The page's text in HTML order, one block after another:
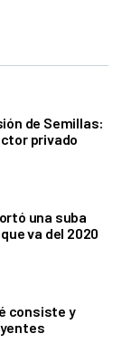
de Semillas:
privado
una suba
va del 2020
consiste y